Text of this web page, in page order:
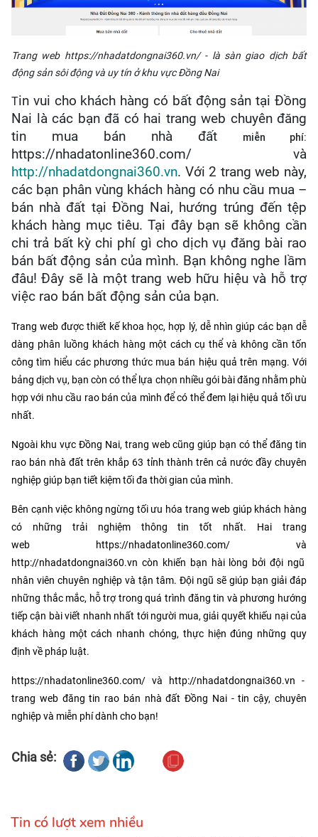
Trang web https://nhadatdongnai360.vn/ - là sàn giao dịch bất
động sản sôi động và uy tín ở khu vực Đồng Nai
Tin vui cho khách hàng có bất động sản tại Đồng
Nai là các bạn đã có hai trang web chuyên đăng
tin mua bán nhà đất
miễn phí:
https://nhadatonline360.com/ và
http://nhadatdongnai360.vn. Với 2 trang web này,
các bạn phân vùng khách hàng có nhu cầu mua –
bán nhà đất tại Đồng Nai, hướng trúng đến tệp
khách hàng mục tiêu. Tại đây bạn sẽ không cần
chi trả bất kỳ chi phí gì cho dịch vụ đăng bài rao
bán bất động sản của mình. Bạn không nghe lầm
đâu! Đây sẽ là một trang web hữu hiệu và hỗ trợ
việc rao bán bất động sản của bạn.
Trang web được thiết kế khoa học, hợp lý, dễ nhìn giúp các bạn dễ
dàng phân luồng khách hàng một cách cụ thể và không cần tốn
công tìm hiểu các phương thức mua bán hiệu quả trên mạng. Với
bảng dịch vụ, bạn còn có thể lựa chọn nhiều gói bài đăng nhằm phù
hợp với nhu cầu rao bán của mình để có thể đem lại hiệu quả tối ưu
nhất.
Ngoài khu vực Đồng Nai, trang web cũng giúp bạn có thể đăng tin
rao bán nhà đất trên khắp 63 tỉnh thành trên cả nước đầy chuyên
nghiệp giúp bạn tiết kiệm tối đa thời gian của mình.
Bên cạnh việc không ngừng tối ưu hóa trang web giúp khách hàng
có những trải nghiệm thông tin tốt nhất. Hai trang
web
https://nhadatonline360.com/ và
http://nhadatdongnai360.vn còn khiến bạn hài lòng bởi đội ngũ
nhân viên chuyên nghiệp và tận tâm. Đội ngũ sẽ giúp bạn giải đáp
những thắc mắc, hỗ trợ trong quá trình đăng tin và phương hướng
tiếp cận bài viết nhanh nhất tới người mua, giải quyết khiếu nại của
khách hàng một cách nhanh chóng, thực hiện đúng những quy
định về pháp luật.
https://nhadatonline360.com/ và http://nhadatdongnai360.vn -
trang web đăng tin rao bán nhà đất Đồng Nai - tin cậy, chuyên
nghiệp và miễn phí dành cho bạn!
Chia sẻ:
Tin có lượt xem nhiều